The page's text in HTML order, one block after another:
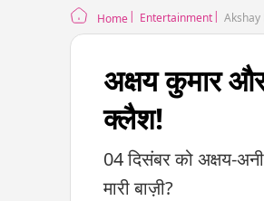
Home Entertainment Akshay
अक्षय कुमार
क्लैश!
04 दिसंबर को अक्षय-
मारी बाज़ी?